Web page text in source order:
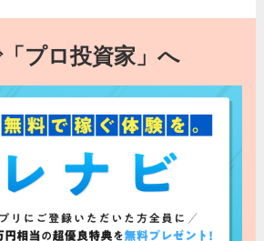
プロ投資家」へ